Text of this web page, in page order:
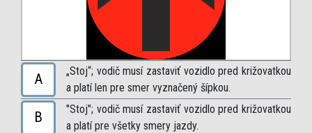
A
„Stoj“; vodič musí zastaviť vozidlo pred križovatkou
a platí len pre smer vyznačený šípkou.
B
"Stoj"; vodič musí zastaviť vozidlo pred križovatkou
a platí pre všetky smery jazdy.